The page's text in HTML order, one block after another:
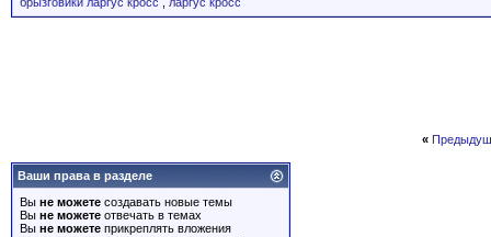
«
Ваши права в разделе
Вы не можете создавать новые темы
Вы не можете отвечать в темах
Вы не можете прикреплять вложения